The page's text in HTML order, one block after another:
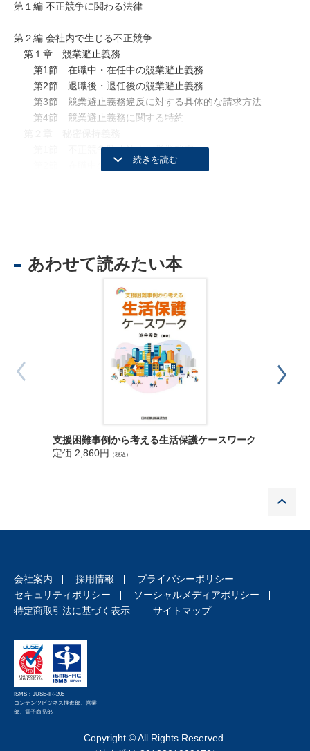
第１編 不正競争に関わる法律
第２編 会社内で生じる不正競争
第１章 競業避止義務
第1節 在職中・在任中の競業避止義務
第2節 退職後・退任後の競業避止義務
第3節 競業避止義務違反に対する具体的な請求方法
第4節 競業避止義務に関する特約
第1節 不正競争防止法上の営業秘密
第2節 在職中の秘密保持義務
第３章 引き抜き行為
第３編 取引先その他の第三者との間で生じる不正競争
第３章 ライバル企業等との間で生じる不正競争
第４章 不正競争の紛争に巻き込まれないようにするための予
防策
第２章 秘密保持義務
第３章 契約終了後の義務
あわせて読みたい本
支援困難事例から考える生活保護ケースワーク
定価 2,860円
（税込）
会社案内 採用情報
プライバシーポリシー
セキュリティポリシー
ソーシャルメディアポリシー
特定商取引法に基づく表示
サイトマップ
ISMS：JUSE-IR-205
コンテンツビジネス推進部、営業
部、電子商品部
Copyright © All Rights Reserved.